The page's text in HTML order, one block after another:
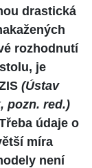
drastická
rozhodnutí
je
(Ústav
pozn. red.)
údaje o
míra
není